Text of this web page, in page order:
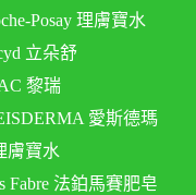
Posay 理膚寶水
立朵舒
黎瑞
愛斯德瑪
膚寶水
Fabre 法鉑馬賽肥皂